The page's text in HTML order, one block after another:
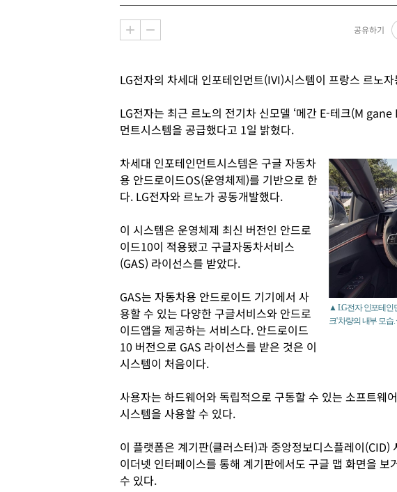
공유하기
LG전자의 차세대 인포테인먼트(IVI)시스템이 프랑스 르노
LG전자는 최근 르노의 전기차 신모델 ‘메간 E-테크(M gane
먼트시스템을 공급했다고 1일 밝혔다.
▲ LG전자 인포테인
크' 차량의 내부 모습.
차세대 인포테인먼트시스템은 구글 자동차
용 안드로이드OS(운영체제)를 기반으로 한
다. LG전자와 르노가 공동개발했다.
이 시스템은 운영체제 최신 버전인 안드로
이드10이 적용됐고 구글자동차서비스
(GAS) 라이선스를 받았다.
GAS는 자동차용 안드로이드 기기에서 사
용할 수 있는 다양한 구글서비스와 안드로
이드앱을 제공하는 서비스다. 안드로이드
10 버전으로 GAS 라이선스를 받은 것은 이
시스템이 처음이다.
사용자는 하드웨어와 독립적으로 구동할 수 있는 소프트웨
시스템을 사용할 수 있다.
이 플랫폼은 계기판(클러스터)과 중앙정보디스플레이(CID)
이더넷 인터페이스를 통해 계기판에서도 구글 맵 화면을 보
수 있다.